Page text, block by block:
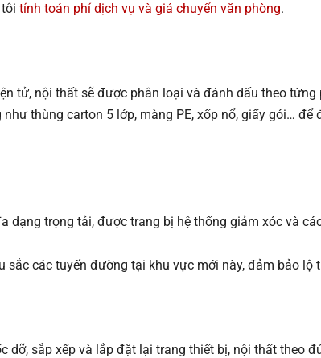
tính toán phí dịch vụ và giá chuyển văn phòng.
tử, nội thất sẽ được phân loại và đánh dấu theo từng
thùng carton 5 lớp, màng PE, xốp nổ, giấy gói…
dạng trọng tải, được trang bị hệ thống giảm xóc và
sắc các tuyến đường tại khu vực mới này, đảm bảo lộ
dỡ, sắp xếp và lắp đặt lại trang thiết bị, nội thất theo